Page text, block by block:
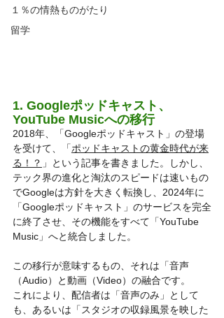
１％の情熱ものがたり
留学
1. Googleポッドキャスト、
YouTube Musicへの移行
2018年、「Googleポッドキャスト」の登場
を受けて、「ポッドキャストの黄金時代が来
る！？ 」という記事を書きました。しかし、
テック界の進化と淘汰のスピードは速いもの
でGoogleは方針を大きく転換し、2024年に
「Googleポッドキャスト」のサービスを完全
に終了させ、その機能をすべて「YouTube
Music」へと統合しました。
この移行が意味するもの、それは「音声
（Audio）と動画（Video）の融合です。
これにより、配信者は「音声のみ」として
も、あるいは「スタジオの収録風景を映した